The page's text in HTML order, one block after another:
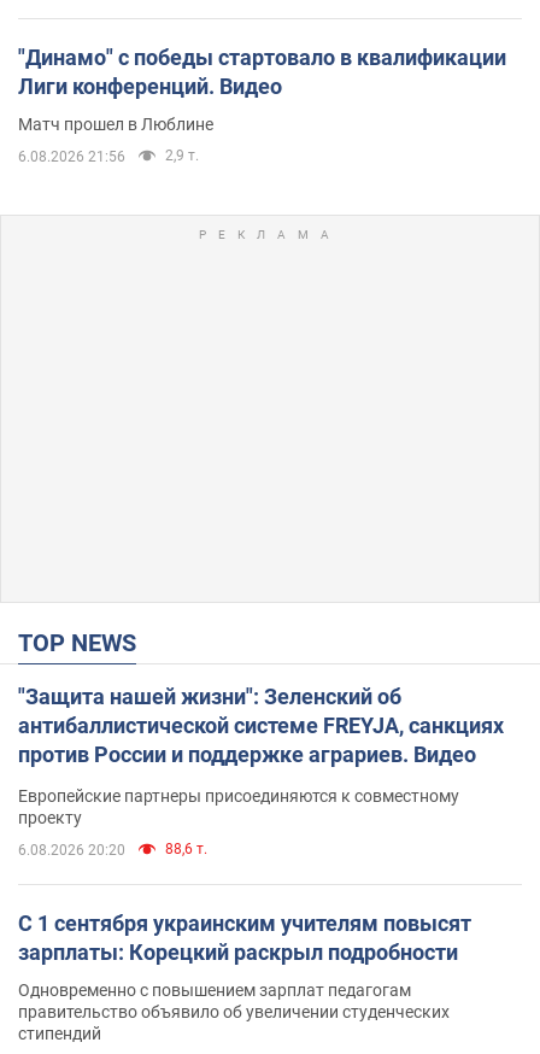
"Динамо" с победы стартовало в квалификации
Лиги конференций. Видео
Матч прошел в Люблине
6.08.2026 21:56 2,9 т.
TOP NEWS
"Защита нашей жизни": Зеленский об
антибаллистической системе FREYJA, санкциях
против России и поддержке аграриев. Видео
Европейские партнеры присоединяются к совместному
проекту
6.08.2026 20:20 88,6 т.
С 1 сентября украинским учителям повысят
зарплаты: Корецкий раскрыл подробности
Одновременно с повышением зарплат педагогам
правительство объявило об увеличении студенческих
стипендий